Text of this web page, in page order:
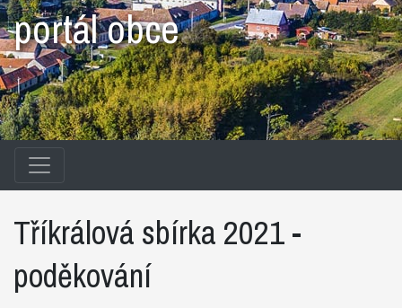
portál obce
Tříkrálová sbírka 2021 -
poděkování